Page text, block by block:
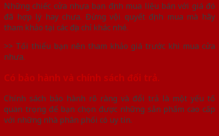
Những chiếc cửa nhựa bạn định mua liệu bán với giá đó
đã hợp lý hay chưa. Đừng vội quyết định mua mà hãy
tham khảo tại các địa chỉ khác nhé.
>> Tối thiểu bạn nên tham khảo giá trước khi mua cửa
nhưa.
Có bảo hành và chính sách đổi trả.
Chính sách bảo hành rõ ràng và đổi trả là một yếu tố
quan trọng để bạn chọn được những sản phẩm cao cấp
với những nhà phân phối có uy tín.